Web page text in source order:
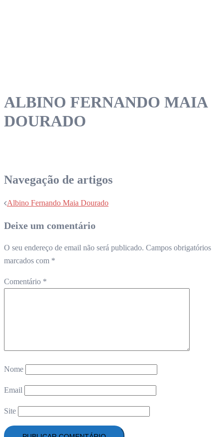
ALBINO FERNANDO MAIA
DOURADO
Navegação de artigos
Albino Fernando Maia Dourado
Deixe um comentário
O seu endereço de email não será publicado. Campos obrigatórios
marcados com *
Comentário *
Nome
Email
Site